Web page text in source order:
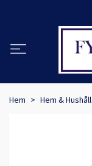
Hem Hem & Hushåll